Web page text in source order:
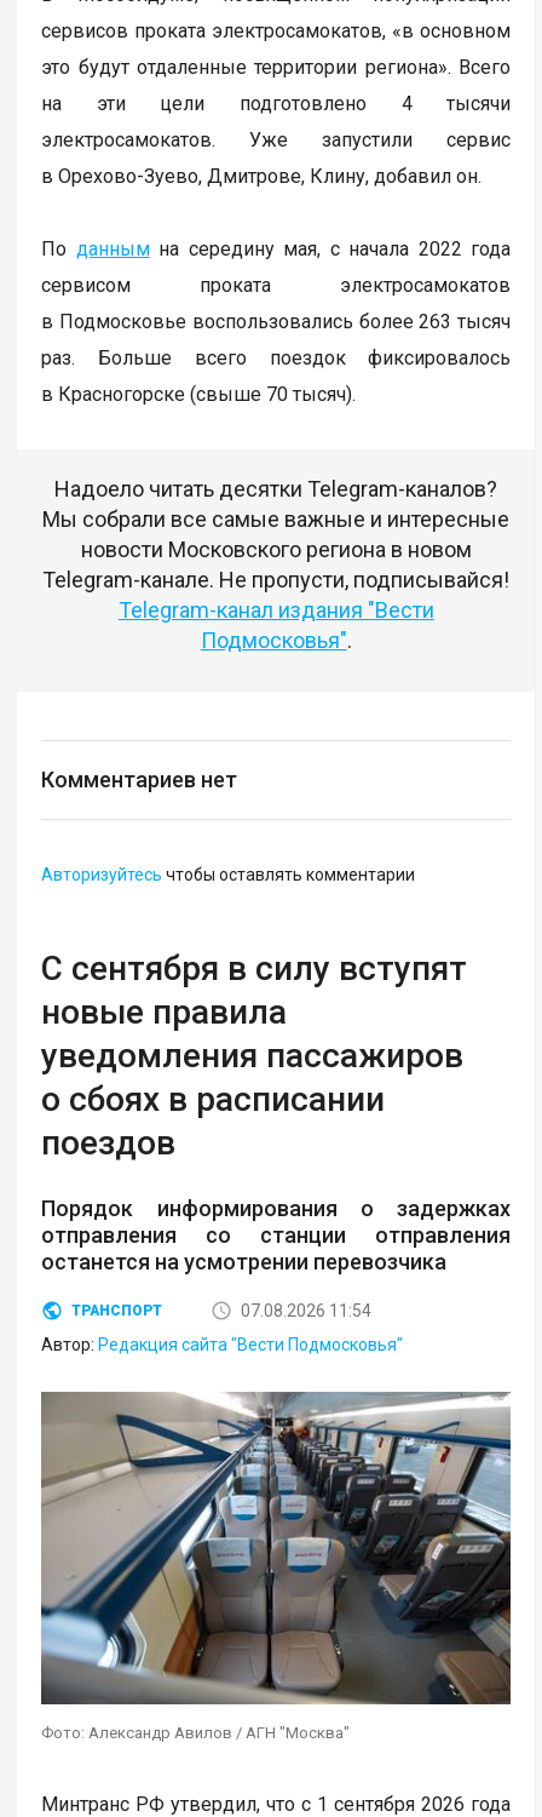
сервисов проката электросамокатов, «в основном
это будут отдаленные территории региона». Всего
на эти цели подготовлено 4 тысячи
электросамокатов. Уже запустили сервис
в Орехово-Зуево, Дмитрове, Клину, добавил он.
По даннымна середину мая, с начала 2022 года
сервисом проката электросамокатов
в Подмосковье воспользовались более 263 тысяч
раз. Больше всего поездок фиксировалось
в Красногорске (свыше 70 тысяч).
Надоело читать десятки Telegram-каналов?
Мы собрали все самые важные и интересные
новости Московского региона в новом
Telegram-канале. Не пропусти, подписывайся!
Telegram-канал издания "Вести
Подмосковья".
Комментариев нет
Авторизуйтесь чтобы оставлять комментарии
С сентября в силу вступят
новые правила
уведомления пассажиров
о сбоях в расписании
поездов
Порядок информирования о задержках
отправления со станции отправления
останется на усмотрении перевозчика
ТРАНСПОРТ
07.08.2026 11:54
Автор: Редакция сайта "Вести Подмосковья"
Фото: Александр Авилов / АГН "Москва"
Минтранс РФ утвердил, что с 1 сентября 2026 года